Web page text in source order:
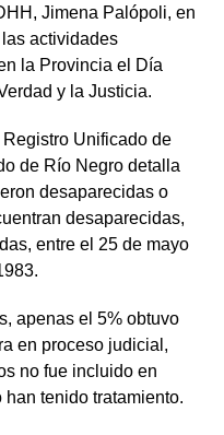
Jimena Palópoli, en
actividades
la Provincia el Día
y la Justicia.
Unificado de
de Río Negro detalla
desaparecidas o
desaparecidas,
entre el 25 de mayo
apenas el 5% obtuvo
en proceso judicial,
no fue incluido en
tenido tratamiento.